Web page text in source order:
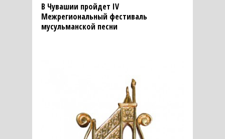
В Чувашии пройдет IV
Межрегиональный фестиваль
мусульманской песни